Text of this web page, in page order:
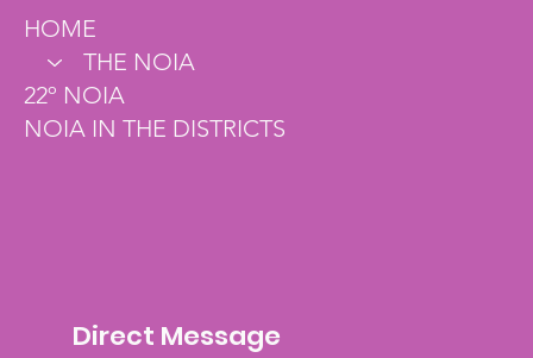
Direct Message
HOME
THE NOIA
22º NOIA
NOIA IN THE DISTRICTS